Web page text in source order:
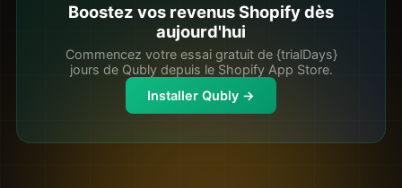
Boostez vos revenus Shopify dès
aujourd'hui
Commencez votre essai gratuit de {trialDays}
jours de Qubly depuis le Shopify App Store.
Installer Qubly →